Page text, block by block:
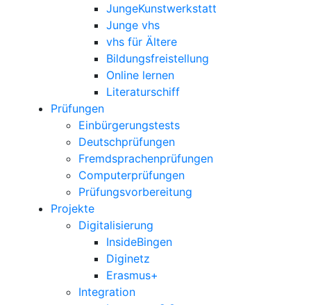
JungeKunstwerkstatt
Junge vhs
vhs für Ältere
Bildungsfreistellung
Online lernen
Literaturschiff
Prüfungen
Einbürgerungstests
Deutschprüfungen
Fremdsprachenprüfungen
Computerprüfungen
Prüfungsvorbereitung
Projekte
Digitalisierung
InsideBingen
Diginetz
Erasmus+
Integration